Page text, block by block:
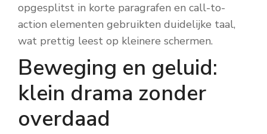
opgesplitst in korte paragrafen en call-to-
action elementen gebruikten duidelijke taal,
wat prettig leest op kleinere schermen.
Beweging en geluid:
klein drama zonder
overdaad